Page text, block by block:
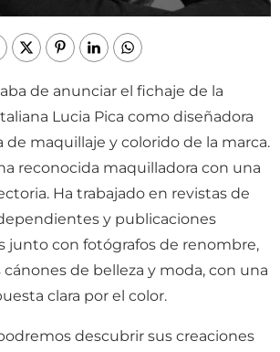
de anunciar el fichaje de la
Lucia Pica como diseñadora
de maquillaje y colorido de la marca.
reconocida maquilladora con una
Ha trabajado en revistas de
y publicaciones
junto con fotógrafos de renombre,
de belleza y moda, con una
clara por el color.
descubrir sus creaciones